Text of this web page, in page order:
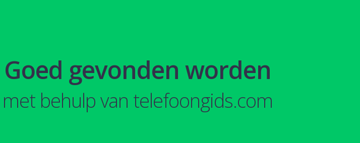
Goed gevonden worden
met behulp van telefoongids.com